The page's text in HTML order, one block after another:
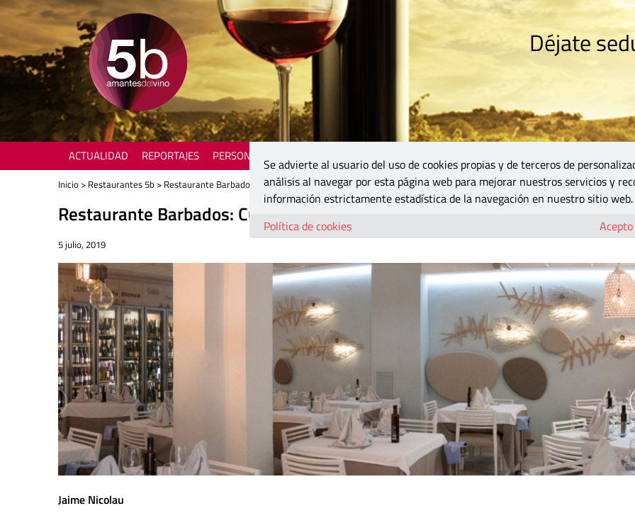
Déjate
ACTUALIDAD REPORTAJES PERSONAJES
Inicio > Restaurantes 5b > Restaurante Barbados: Cuando el mar habla con fuerza en la mesa
Restaurante Barbados: Cuando el mar habla con fuerza en la mesa
5 julio, 2019
Jaime Nicolau
Se advierte al usuario del uso de cookies propias y de terceros de
análisis al navegar por esta página web para mejorar nuestros servicios y
información estrictamente estadística de la navegación en nuestro sitio web.
Política de cookies
Acepto